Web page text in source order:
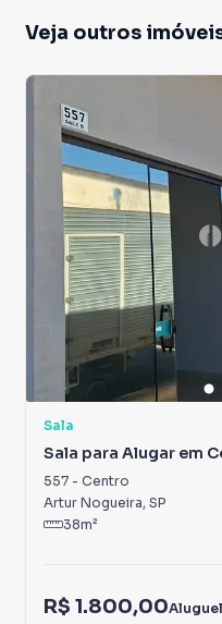
Veja outros
Sala
Sala para Alugar em
557 - Centro
Artur Nogueira, SP
38m²
R$ 1.800,00Aluguel